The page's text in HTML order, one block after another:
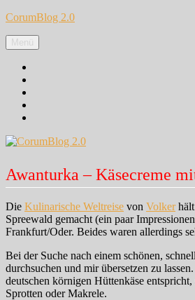
Zum
springen
CorumBlog 2.0
Menü
Awanturka – Käsecreme
Die Kulinarische Weltreise von Volkerhält
Spreewald gemacht (ein paar
Frankfurt/Oder. Beides waren allerdings
Bei der Suche nach einem schönen,
durchsuchen und mir übersetzen zu
deutschen körnigen Hüttenkäse
Sprotten oder Makrele.